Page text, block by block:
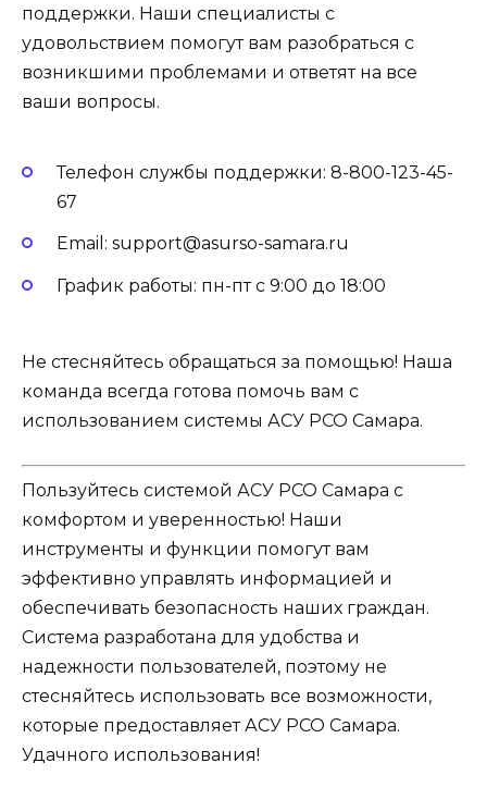
поддержки. Наши специалисты с
удовольствием помогут вам разобраться с
возникшими проблемами и ответят на все
ваши вопросы.
Телефон службы поддержки: 8-800-123-45-
67
Email: support@asurso-samara.ru
График работы: пн-пт с 9:00 до 18:00
Не стесняйтесь обращаться за помощью! Наша
команда всегда готова помочь вам с
использованием системы АСУ РСО Самара.
Пользуйтесь системой АСУ РСО Самара с
комфортом и уверенностью! Наши
инструменты и функции помогут вам
эффективно управлять информацией и
обеспечивать безопасность наших граждан.
Система разработана для удобства и
надежности пользователей, поэтому не
стесняйтесь использовать все возможности,
которые предоставляет АСУ РСО Самара.
Удачного использования!